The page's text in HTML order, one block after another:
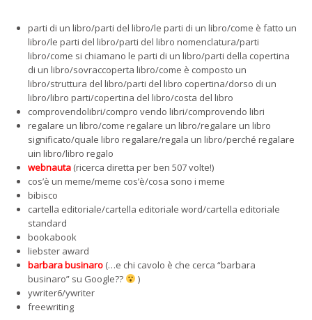
parti di un libro/parti del libro/le parti di un libro/come è fatto un
libro/le parti del libro/parti del libro nomenclatura/parti
libro/come si chiamano le parti di un libro/parti della copertina
di un libro/sovraccoperta libro/come è composto un
libro/struttura del libro/parti del libro copertina/dorso di un
libro/libro parti/copertina del libro/costa del libro
comprovendolibri/compro vendo libri/comprovendo libri
regalare un libro/come regalare un libro/regalare un libro
significato/quale libro regalare/regala un libro/perché regalare
uin libro/libro regalo
webnauta (ricerca diretta per ben 507 volte!)
cos’è un meme/meme cos’è/cosa sono i meme
bibisco
cartella editoriale/cartella editoriale word/cartella editoriale
standard
bookabook
liebster award
barbara businaro (…e chi cavolo è che cerca “barbara
businaro” su Google??
)
ywriter6/ywriter
freewriting